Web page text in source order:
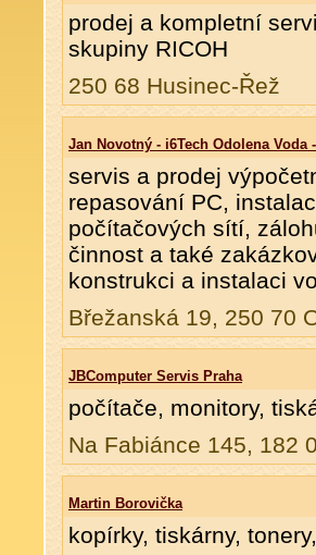
prodej a kompletní
skupiny RICOH
250 68 Husinec-Řež
Jan Novotný - i6Tech Odolena Voda
servis a prodej
repasování PC,
počítačových sítí,
činnost a také
konstrukci a instalaci
Břežanská 19, 250 70
JBComputer Servis Praha
počítače, monitory,
Na Fabiánce 145, 182
Martin Borovička
kopírky, tiskárny,